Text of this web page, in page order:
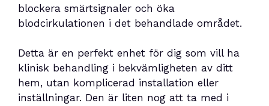
blockera smärtsignaler och öka
blodcirkulationen i det behandlade området.
Detta är en perfekt enhet för dig som vill ha
klinisk behandling i bekvämligheten av ditt
hem, utan komplicerad installation eller
inställningar. Den är liten nog att ta med i